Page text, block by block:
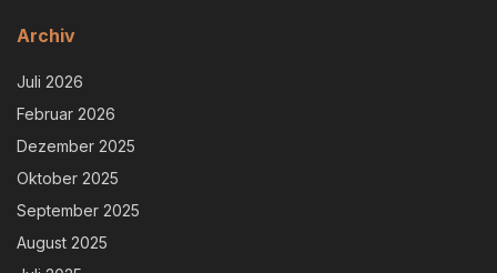
Archiv
Juli 2026
Februar 2026
Dezember 2025
Oktober 2025
September 2025
August 2025